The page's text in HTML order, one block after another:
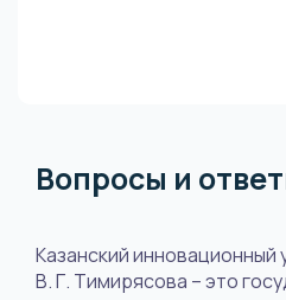
Вопросы и
Казанский инновационный
В. Г. Тимирясова – это